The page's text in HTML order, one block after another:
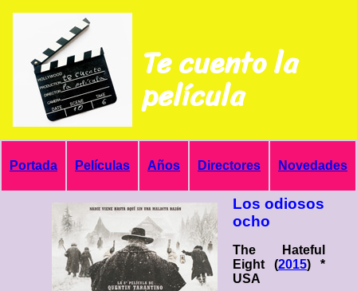
Te cuento la
película
Portada Películas Años Directores Novedades
Los odiosos
ocho
The Hateful
Eight (2015) *
USA